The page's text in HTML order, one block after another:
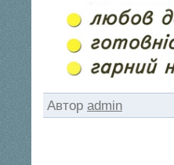
Автор admin